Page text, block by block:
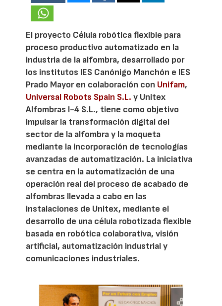
El proyecto Célula robótica flexible para
proceso productivo automatizado en la
industria de la alfombra, desarrollado por
los institutos IES Canónigo Manchón e IES
Prado Mayor en colaboración con Unifam,
Universal Robots Spain S.L. y Unitex
Alfombras I-4 S.L., tiene como objetivo
impulsar la transformación digital del
sector de la alfombra y la moqueta
mediante la incorporación de tecnologías
avanzadas de automatización. La iniciativa
se centra en la automatización de una
operación real del proceso de acabado de
alfombras llevada a cabo en las
instalaciones de Unitex, mediante el
desarrollo de una célula robotizada flexible
basada en robótica colaborativa, visión
artificial, automatización industrial y
comunicaciones industriales.